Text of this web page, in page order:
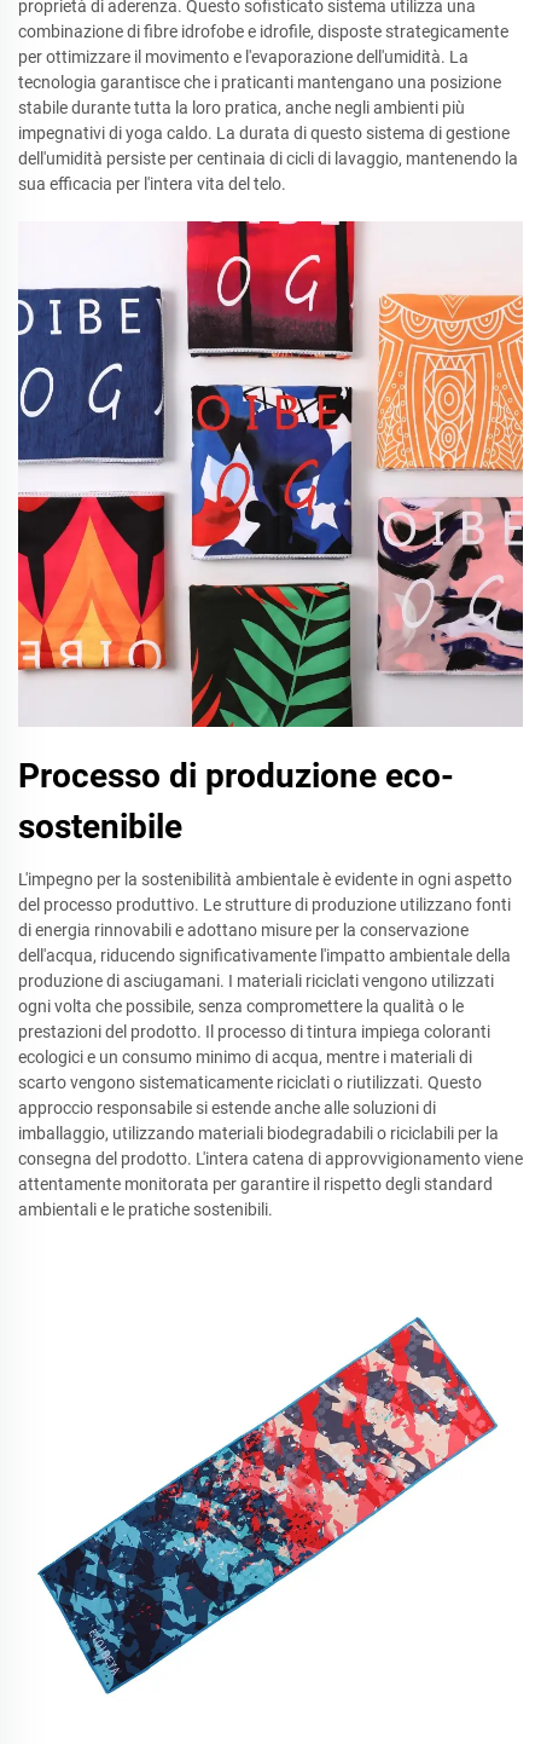
proprietà di aderenza. Questo sofisticato sistema utilizza una
combinazione di fibre idrofobe e idrofile, disposte strategicamente
per ottimizzare il movimento e l'evaporazione dell'umidità. La
tecnologia garantisce che i praticanti mantengano una posizione
stabile durante tutta la loro pratica, anche negli ambienti più
impegnativi di yoga caldo. La durata di questo sistema di gestione
dell'umidità persiste per centinaia di cicli di lavaggio, mantenendo la
sua efficacia per l'intera vita del telo.
Processo di produzione eco-
sostenibile
L'impegno per la sostenibilità ambientale è evidente in ogni aspetto
del processo produttivo. Le strutture di produzione utilizzano fonti
di energia rinnovabili e adottano misure per la conservazione
dell'acqua, riducendo significativamente l'impatto ambientale della
produzione di asciugamani. I materiali riciclati vengono utilizzati
ogni volta che possibile, senza compromettere la qualità o le
prestazioni del prodotto. Il processo di tintura impiega coloranti
ecologici e un consumo minimo di acqua, mentre i materiali di
scarto vengono sistematicamente riciclati o riutilizzati. Questo
approccio responsabile si estende anche alle soluzioni di
imballaggio, utilizzando materiali biodegradabili o riciclabili per la
consegna del prodotto. L'intera catena di approvvigionamento viene
attentamente monitorata per garantire il rispetto degli standard
ambientali e le pratiche sostenibili.